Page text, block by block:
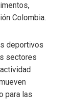
Colombia.
deportivos
sectores
para las